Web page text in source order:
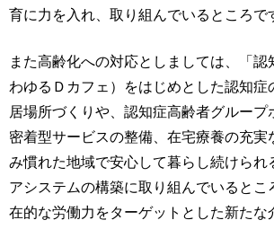
育に力を入れ、取り組んでいるところで
また高齢化への対応としましては、「認
わゆるＤカフェ）をはじめとした認知症
居場所づくりや、認知症高齢者グループ
密着型サービスの整備、在宅療養の充実
み慣れた地域で安心して暮らし続けられ
アシステムの構築に取り組んでいるとこ
在的な労働力をターゲットとした新たな